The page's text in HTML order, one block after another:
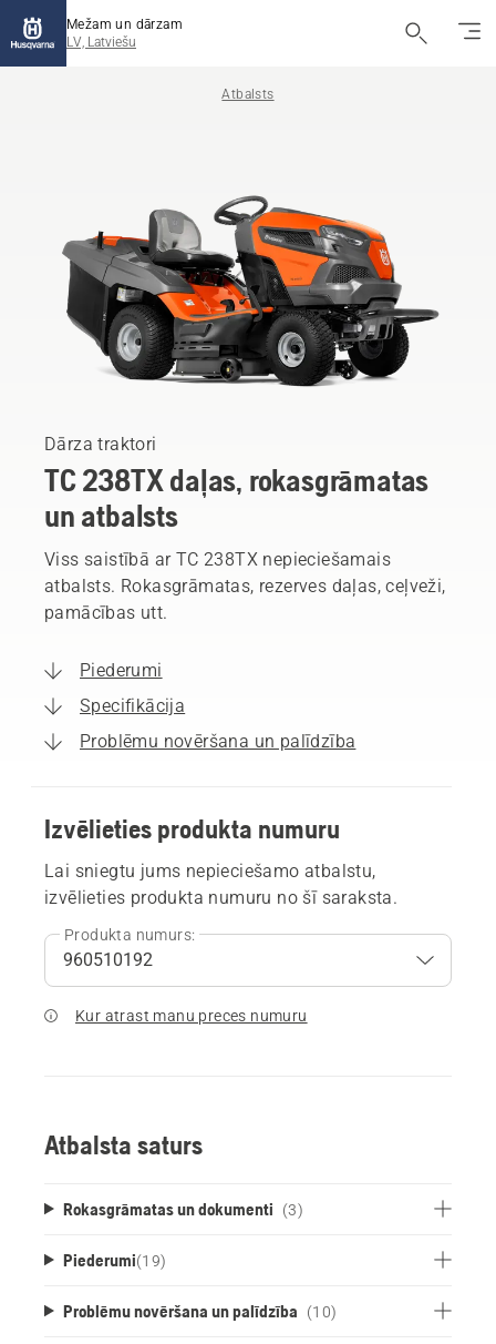
Mežam un dārzam
LV, Latviešu
Atbalsts
Dārza traktori
TC 238TX daļas, rokasgrāmatas
un atbalsts
Viss saistībā ar TC 238TX nepieciešamais
atbalsts. Rokasgrāmatas, rezerves daļas, ceļveži,
pamācības utt.
Piederumi
Specifikācija
Problēmu novēršana un palīdzība
Izvēlieties produkta numuru
Lai sniegtu jums nepieciešamo atbalstu,
izvēlieties produkta numuru no šī saraksta.
Produkta numurs:
Kur atrast manu preces numuru
Atbalsta saturs
Rokasgrāmatas un dokumenti (3)
Piederumi(19)
Problēmu novēršana un palīdzība (10)